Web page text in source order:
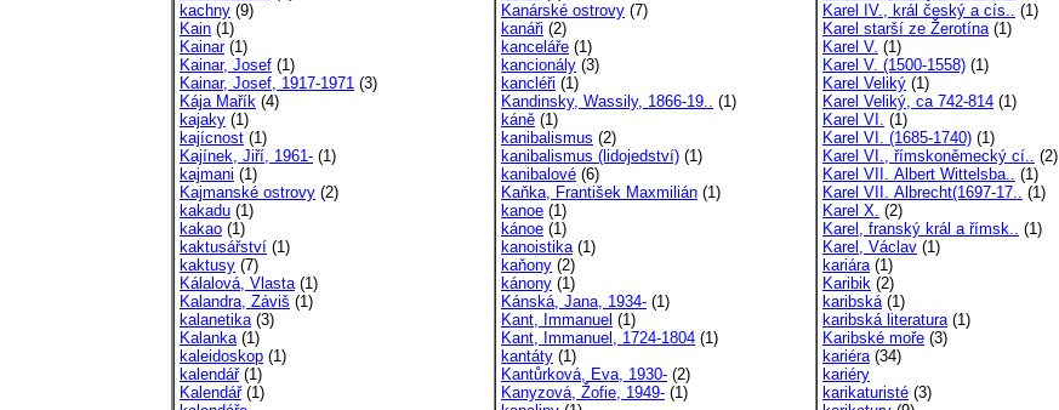
kachny (9)
Kain (1)
Kainar(1)
Kainar, Josef (1)
Kainar, Josef, 1917-1971 (3)
Kája Mařík (4)
kajaky (1)
kajícnost (1)
Kajínek, Jiří, 1961- (1)
kajmani (1)
Kajmanské ostrovy (2)
kakadu (1)
kakao (1)
kaktusářství (1)
kaktusy (7)
Kálalová, Vlasta(1)
Kalandra, Záviš (1)
kalanetika(3)
Kalanka(1)
kaleidoskop (1)
kalendář(1)
Kalendář(1)
Kanárské ostrovy (7)
kanáři (2)
kanceláře (1)
kancionály (3)
kancléři (1)
Kandinsky, Wassily, 1866-19.. (1)
káně (1)
kanibalismus (2)
kanibalismus (lidojedství) (1)
kanibalové (6)
Kaňka, František Maxmilián (1)
kanoe (1)
kánoe (1)
kanoistika(1)
kaňony (2)
kánony (1)
Kánská, Jana, 1934- (1)
Kant, Immanuel (1)
Kant, Immanuel, 1724-1804 (1)
kantáty (1)
Kantůrková, Eva, 1930- (2)
Kanyzová, Žofie, 1949- (1)
Karel IV., král český a cís.. (1)
Karel starší ze Žerotína(1)
Karel V. (1)
Karel V. (1500-1558) (1)
Karel Veliký (1)
Karel Veliký, ca 742-814 (1)
Karel VI. (1)
Karel VI. (1685-1740) (1)
Karel VI., římskoněmecký cí.. (2)
Karel VII. Albert Wittelsba.. (1)
Karel VII. Albrecht(1697-17.. (1)
Karel X. (2)
Karel, franský král a římsk.. (1)
Karel, Václav (1)
kariára(1)
Karibik (2)
karibská(1)
karibská literatura(1)
Karibské moře (3)
kariéra(34)
kariéry
karikaturisté (3)